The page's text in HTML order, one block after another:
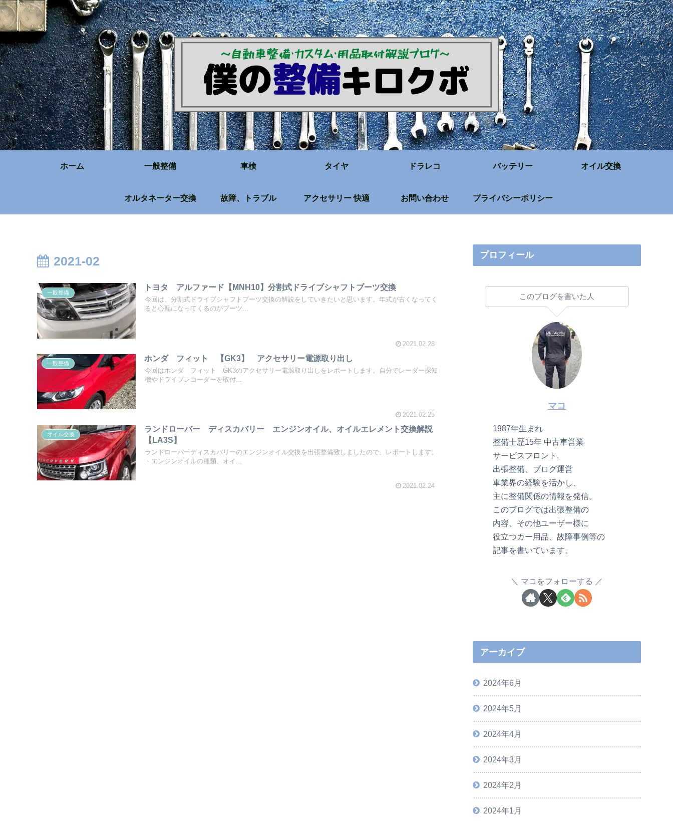
ホーム 一般整備 車検 タイヤ ドラレコ バッテリー オイル交換
オルタネーター交換 故障、トラブル アクセサリー 快適 お問い合わせ プライバシーポリシー
2021-02
一般整備
トヨタ アルファード【MNH10】分割式ドライブシャフトブーツ交換
今回は、分割式ドライブシャフトブーツ交換の解説をしていきたいと思います。年式が古くなってく
ると心配になってくるのがブーツ...
2021.02.28
一般整備
ホンダ フィット 【GK3】 アクセサリー電源取り出し
今回はホンダ フィット GK3のアクセサリー電源取り出しをレポートします。自分でレーダー探知
機やドライブレコーダーを取付...
2021.02.25
オイル交換
ランドローバー ディスカバリー エンジンオイル、オイルエレメント交換解説
【LA3S】
ランドローバーディスカバリーのエンジンオイル交換を出張整備致しましたので、レポートします。
・エンジンオイルの種類、オイ...
2021.02.24
プロフィール
このブログを書いた人
マコ
1987年生まれ
整備士歴15年 中古車営業
サービスフロント,
出張整備、ブログ運営
車業界の経験を活かし、
主に整備関係の情報を発信。
このブログでは出張整備の
内容、その他ユーザー様に
役立つカー用品、故障事例等の
記事を書いています。
マコをフォローする
アーカイブ
2024年6月
2024年5月
2024年4月
2024年3月
2024年2月
2024年1月